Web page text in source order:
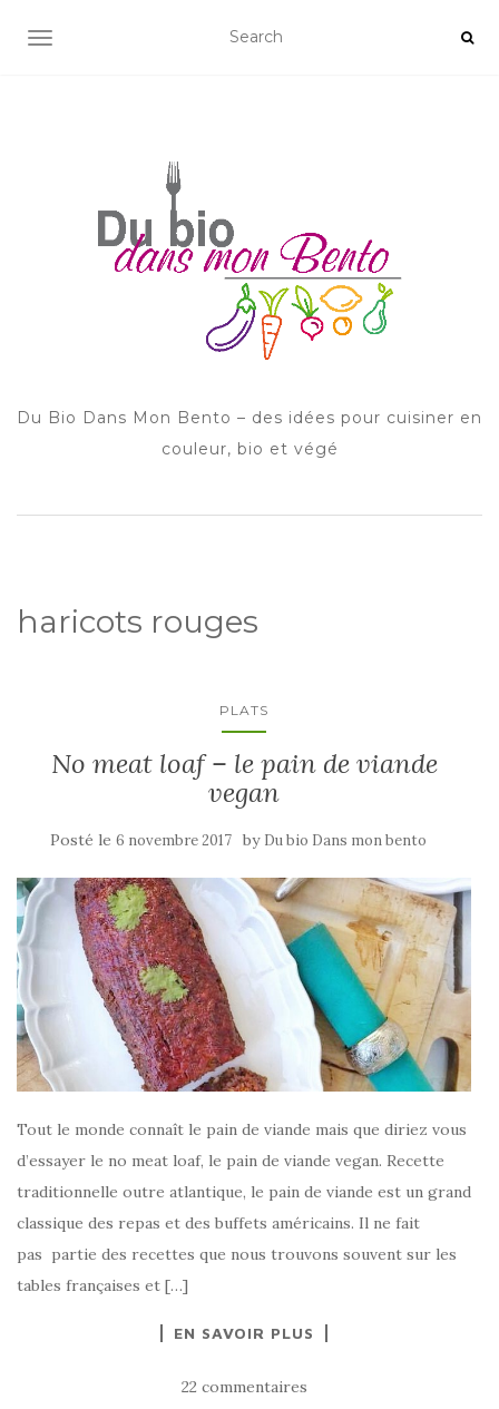
AFFICHER/MASQUER LA NAVIGATION
Du Bio Dans Mon Bento – des idées pour cuisiner en
couleur, bio et végé
haricots rouges
PLATS
No meat loaf – le pain de viande
vegan
Posté le 6 novembre 2017 by Du bio Dans mon bento
Tout le monde connaît le pain de viande mais que diriez vous
d’essayer le no meat loaf, le pain de viande vegan. Recette
traditionnelle outre atlantique, le pain de viande est un grand
classique des repas et des buffets américains. Il ne fait
pas partie des recettes que nous trouvons souvent sur les
tables françaises et […]
EN SAVOIR PLUS
22 commentaires